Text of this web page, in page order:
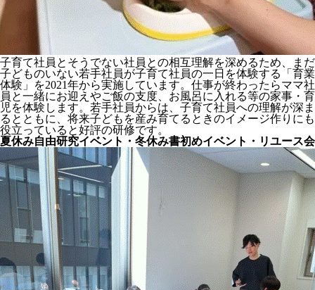
子育て社員とそうでない社員との相互理解を深めるため、まだ
子どものいない若手社員が子育て社員の一日を体験する「育業
体験」を2021年から実施しています。仕事が終わったらママ社
員と一緒にお迎えやご飯の支度、お風呂に入れる等の家事・育
児を体験します。若手社員からは、子育て社員への理解が深ま
るとともに、将来子どもを産み育てるときのイメージ作りにも
役立っていると好評の研修です。
夏休み自由研究イベント・冬休み書初めイベント・リユース会